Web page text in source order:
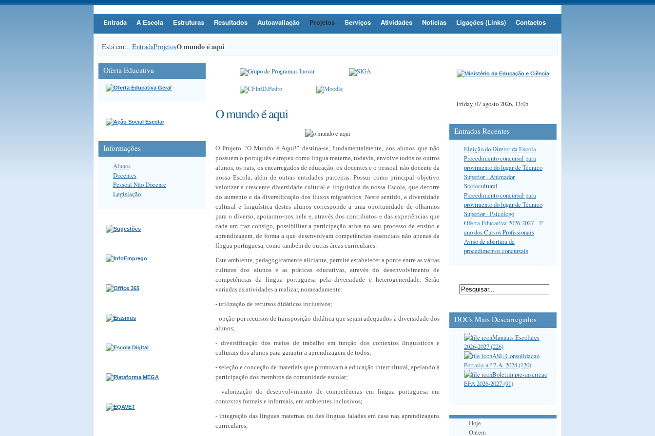
Entrada A Escola Estruturas Resultados Autoavaliação Projetos Serviços Atividades Notícias Ligações (Links) Contactos
Está em... EntradaProjetosO mundo é aqui
O mundo é aqui
O Projeto “O Mundo é Aqui!” destina-se, fundamentalmente, aos alunos que não
possuem o português europeu como língua materna, todavia, envolve todos os outros
alunos, os pais, os encarregados de educação, os docentes e o pessoal não docente da
nossa Escola, além de outras entidades parceiras. Possui como principal objetivo
valorizar a crescente diversidade cultural e linguística da nossa Escola, que decorre
do aumento e da diversificação dos fluxos migratórios. Neste sentido, a diversidade
cultural e linguística destes alunos corresponde a uma oportunidade de olharmos
para o diverso, apoiarmo-nos nele e, através dos contributos e das experiências que
cada um traz consigo, possibilitar a participação ativa no seu processo de ensino e
aprendizagem, de forma a que desenvolvam competências essenciais não apenas da
língua portuguesa, como também de outras áreas curriculares.
Este ambiente, pedagogicamente aliciante, permite estabelecer a ponte entre as várias
culturas dos alunos e as práticas educativas, através do desenvolvimento de
competências da língua portuguesa pela diversidade e heterogeneidade. Serão
variadas as atividades a realizar, nomeadamente:
- utilização de recursos didáticos inclusivos;
- opção por recursos de transposição didática que sejam adequados à diversidade dos
alunos;
- diversificação dos meios de trabalho em função dos contextos linguísticos e
culturais dos alunos para garantir a aprendizagem de todos;
- seleção e conceção de materiais que promovam a educação intercultural, apelando à
participação dos membros da comunidade escolar;
- valorização do desenvolvimento de competências em língua portuguesa em
contextos formais e informais, em ambientes inclusivos;
- integração das línguas maternas ou das línguas faladas em casa nas aprendizagens
curriculares;
Oferta Educativa
Informações
Alunos
Docentes
Pessoal Não Docente
Legislação
Friday, 07 agosto 2026, 13:05
Entradas Recentes
Eleição do Diretor da Escola
Procedimento concursal para
provimento do lugar de Técnico
Superior - Animador
Sociocultural
Procedimento concursal para
provimento do lugar de Técnico
Superior - Psicólogo
Oferta Educativa 2026-2027 - 1º
ano dos Cursos Profissionais
Aviso de abertura de
procedimentos concursais
DOCs Mais Descarregados
Manuais Escolares
2026-2027 (226)
ASE Consolidacao
Portaria n.º 7-A_2024 (120)
Boletim pre-inscricao
EFA 2026-2027 (91)
Hoje
Ontem